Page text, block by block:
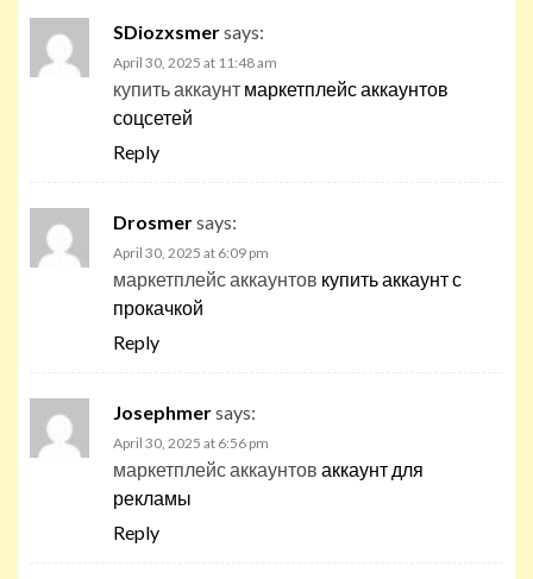
SDiozxsmersays:
April 30, 2025 at 11:48 am
купить аккаунт маркетплейс аккаунтов
соцсетей
Reply
Drosmersays:
April 30, 2025 at 6:09 pm
маркетплейс аккаунтов купить аккаунт с
прокачкой
Reply
Josephmersays:
April 30, 2025 at 6:56 pm
маркетплейс аккаунтов аккаунт для
рекламы
Reply